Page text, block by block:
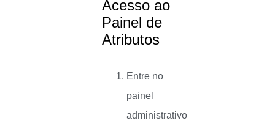
Acesso ao
Painel de
Atributos
Entre no
painel
administrativo